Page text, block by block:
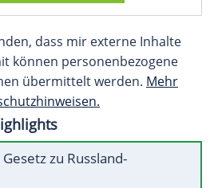
dass mir externe Inhalte
können personenbezogene
übermittelt werden. Mehr
zu Russland-